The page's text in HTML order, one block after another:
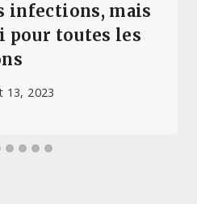
infections, mais
pour toutes les
13, 2023